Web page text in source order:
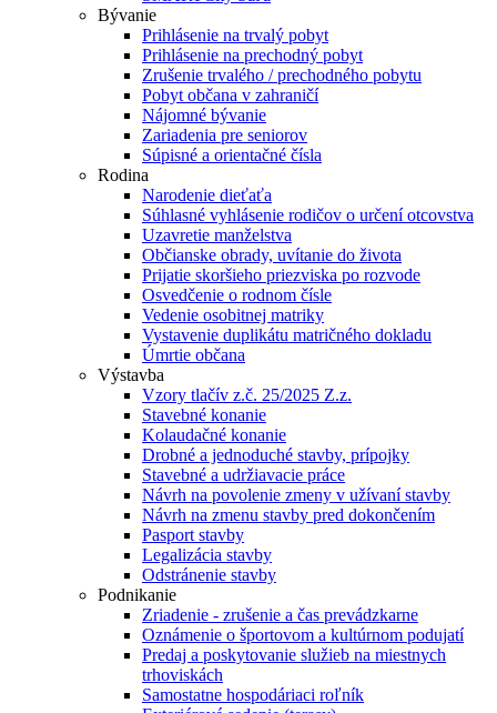
Bývanie
Prihlásenie na trvalý pobyt
Prihlásenie na prechodný pobyt
Zrušenie trvalého / prechodného pobytu
Pobyt občana v zahraničí
Nájomné bývanie
Zariadenia pre seniorov
Súpisné a orientačné čísla
Rodina
Narodenie dieťaťa
Súhlasné vyhlásenie rodičov o určení otcovstva
Uzavretie manželstva
Občianske obrady, uvítanie do života
Prijatie skoršieho priezviska po rozvode
Osvedčenie o rodnom čísle
Vedenie osobitnej matriky
Vystavenie duplikátu matričného dokladu
Úmrtie občana
Výstavba
Vzory tlačív z.č. 25/2025 Z.z.
Stavebné konanie
Kolaudačné konanie
Drobné a jednoduché stavby, prípojky
Stavebné a udržiavacie práce
Návrh na povolenie zmeny v užívaní stavby
Návrh na zmenu stavby pred dokončením
Pasport stavby
Legalizácia stavby
Odstránenie stavby
Podnikanie
Zriadenie - zrušenie a čas prevádzkarne
Oznámenie o športovom a kultúrnom podujatí
Predaj a poskytovanie služieb na miestnych
trhoviskách
Samostatne hospodáriaci roľník